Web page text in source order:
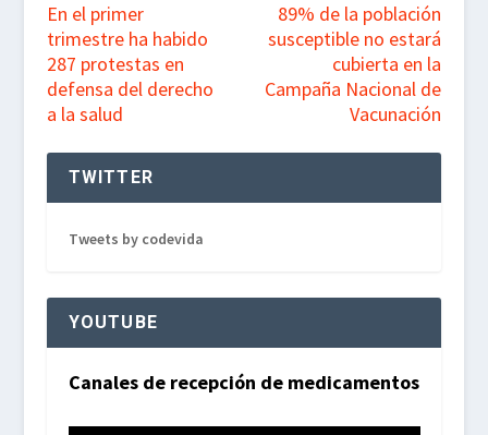
En el primer
trimestre ha habido
287 protestas en
defensa del derecho
a la salud
89% de la población
susceptible no estará
cubierta en la
Campaña Nacional de
Vacunación
TWITTER
Tweets by codevida
YOUTUBE
Canales de recepción de medicamentos